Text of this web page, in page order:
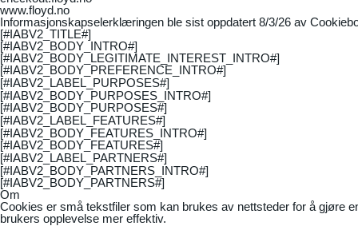
www.floyd.no
Informasjonskapselerklæringen ble sist oppdatert 8/3/26 av
[#IABV2_TITLE#]
[#IABV2_BODY_INTRO#]
[#IABV2_BODY_LEGITIMATE_INTEREST_INTRO#]
[#IABV2_BODY_PREFERENCE_INTRO#]
[#IABV2_LABEL_PURPOSES#]
[#IABV2_BODY_PURPOSES_INTRO#]
[#IABV2_BODY_PURPOSES#]
[#IABV2_LABEL_FEATURES#]
[#IABV2_BODY_FEATURES_INTRO#]
[#IABV2_BODY_FEATURES#]
[#IABV2_LABEL_PARTNERS#]
[#IABV2_BODY_PARTNERS_INTRO#]
[#IABV2_BODY_PARTNERS#]
Om
Cookies er små tekstfiler som kan brukes av nettsteder for å gjøre
brukers opplevelse mer effektiv.